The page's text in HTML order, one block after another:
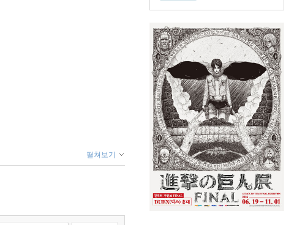
펼쳐보기